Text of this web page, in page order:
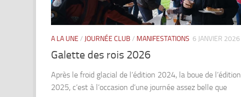
A LA UNE / JOURNÉE CLUB / MANIFESTATIONS 6 JANVIER 2026
Galette des rois 2026
Après le froid glacial de l’édition 2024, la boue de l’édition
2025, c’est à l’occasion d’une journée assez belle que